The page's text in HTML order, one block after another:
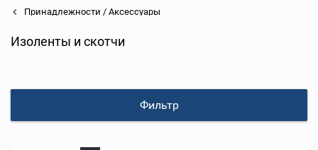
Принадлежности / Аксессуары
Изоленты и скотчи
Фильтр